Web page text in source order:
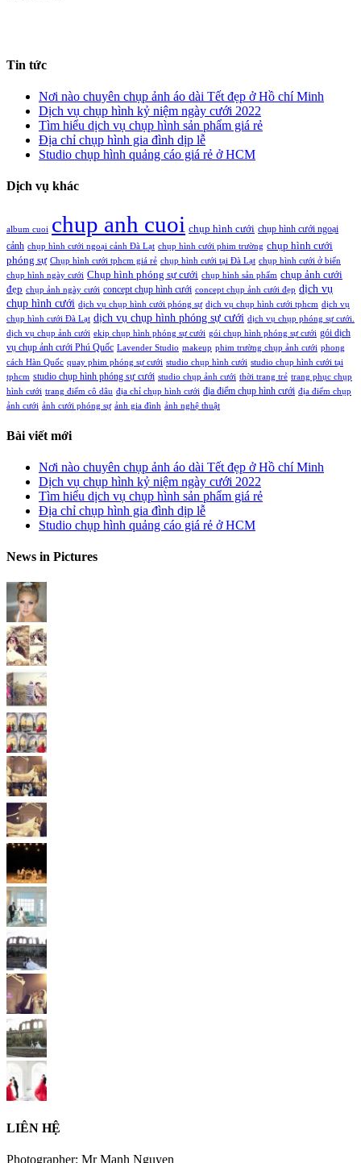
Tin tức
Nơi nào chuyên chụp ảnh áo dài Tết đẹp ở Hồ chí Minh
Dịch vụ chụp hình kỷ niệm ngày cưới 2022
Tìm hiểu dịch vụ chụp hình sản phẩm giá rẻ
Địa chỉ chụp hình gia đình dịp lễ
Studio chụp hình quảng cáo giá rẻ ở HCM
Dịch vụ khác
album cuoi chup anh cuoi chụp hình cưới chụp hình cưới ngoại
cảnh chụp hình cưới ngoại cảnh Đà Lạt chụp hình cưới phim trường chụp hình cưới
phóng sự Chụp hình cưới tphcm giá rẻ chụp hình cưới tại Đà Lạt chụp hình cưới ở biển
chụp hình ngày cưới Chụp hình phóng sự cưới chụp hình sản phẩm chụp ảnh cưới
đẹp chụp ảnh ngày cưới concept chụp hình cưới concept chụp ảnh cưới đẹp dịch vụ
chụp hình cưới dịch vụ chụp hình cưới phóng sự dịch vụ chụp hình cưới tphcm dịch vụ
chụp hình cưới Đà Lạt dịch vụ chụp hình phóng sự cưới dịch vụ chụp phóng sự cưới.
dịch vụ chụp ảnh cưới ekip chụp hình phóng sự cưới gói chụp hình phóng sự cưới gói dịch
vụ chụp ảnh cưới Phú Quốc Lavender Studio makeup phim trường chụp ảnh cưới phong
cách Hàn Quốc quay phim phóng sự cưới studio chụp hình cưới studio chụp hình cưới tại
tphcm studio chụp hình phóng sự cưới studio chụp ảnh cưới thời trang trẻ trang phục chụp
hình cưới trang điểm cô dâu địa chỉ chụp hình cưới địa điểm chụp hình cưới địa điểm chụp
ảnh cưới ảnh cưới phóng sự ảnh gia đình ảnh nghệ thuật
Bài viết mới
Nơi nào chuyên chụp ảnh áo dài Tết đẹp ở Hồ chí Minh
Dịch vụ chụp hình kỷ niệm ngày cưới 2022
Tìm hiểu dịch vụ chụp hình sản phẩm giá rẻ
Địa chỉ chụp hình gia đình dịp lễ
Studio chụp hình quảng cáo giá rẻ ở HCM
News in Pictures
LIÊN HỆ
Photographer: Mr Manh Nguyen